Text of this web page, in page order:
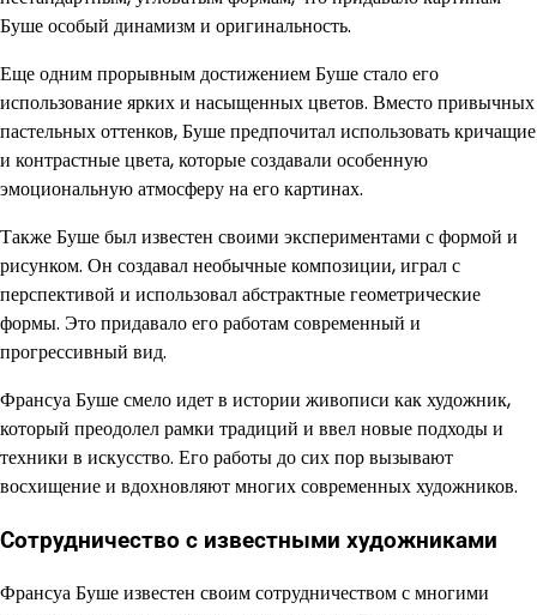
Буше особый динамизм и оригинальность.
Еще одним прорывным достижением Буше стало его
использование ярких и насыщенных цветов. Вместо привычных
пастельных оттенков, Буше предпочитал использовать кричащие
и контрастные цвета, которые создавали особенную
эмоциональную атмосферу на его картинах.
Также Буше был известен своими экспериментами с формой и
рисунком. Он создавал необычные композиции, играл с
перспективой и использовал абстрактные геометрические
формы. Это придавало его работам современный и
прогрессивный вид.
Франсуа Буше смело идет в истории живописи как художник,
который преодолел рамки традиций и ввел новые подходы и
техники в искусство. Его работы до сих пор вызывают
восхищение и вдохновляют многих современных художников.
Сотрудничество с известными художниками
Франсуа Буше известен своим сотрудничеством с многими